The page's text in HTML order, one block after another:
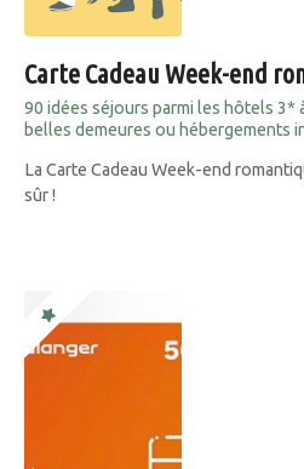
Carte Cadeau Week-end
90 idées séjours parmi les hôtels 3*
belles demeures ou hébergements
La Carte Cadeau Week-end
sûr !